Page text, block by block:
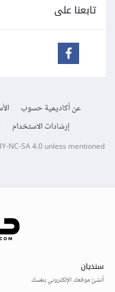
تابعنا على
عن أكاديمية حسوب
إرشادات الاستخدام
NC-SA 4.0unless mentioned